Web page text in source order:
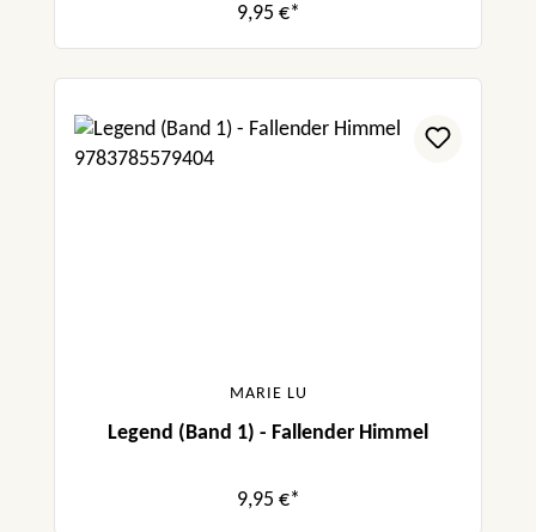
9,95 €*
MARIE LU
Legend (Band 1) - Fallender Himmel
9,95 €*